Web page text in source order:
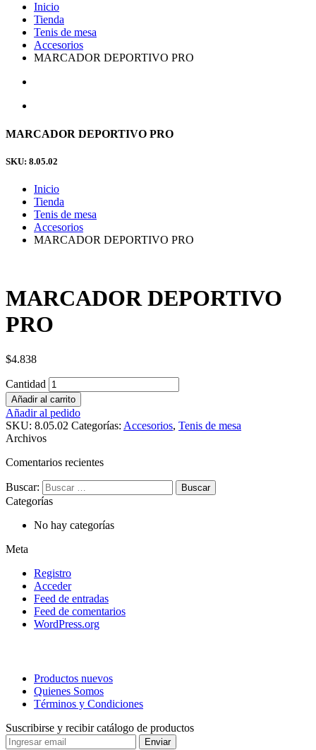
Inicio
Tienda
Tenis de mesa
Accesorios
MARCADOR DEPORTIVO PRO
MARCADOR DEPORTIVO PRO
SKU: 8.05.02
Inicio
Tienda
Tenis de mesa
Accesorios
MARCADOR DEPORTIVO PRO
MARCADOR DEPORTIVO
PRO
$4.838
Cantidad
Añadir al carrito
Añadir al pedido
SKU: 8.05.02 Categorías: Accesorios, Tenis de mesa
Archivos
Comentarios recientes
Buscar:
Categorías
No hay categorías
Meta
Registro
Acceder
Feed de entradas
Feed de comentarios
WordPress.org
Productos nuevos
Quienes Somos
Términos y Condiciones
Suscribirse y recibir catálogo de productos